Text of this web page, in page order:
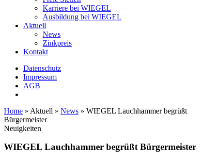
Karriere bei WIEGEL
Ausbildung bei WIEGEL
Aktuell
News
Zinkpreis
Kontakt
Datenschutz
Impressum
AGB
Home » Aktuell » News » WIEGEL Lauchhammer begrüßt
Bürgermeister
Neuigkeiten
WIEGEL Lauchhammer begrüßt Bürgermeister